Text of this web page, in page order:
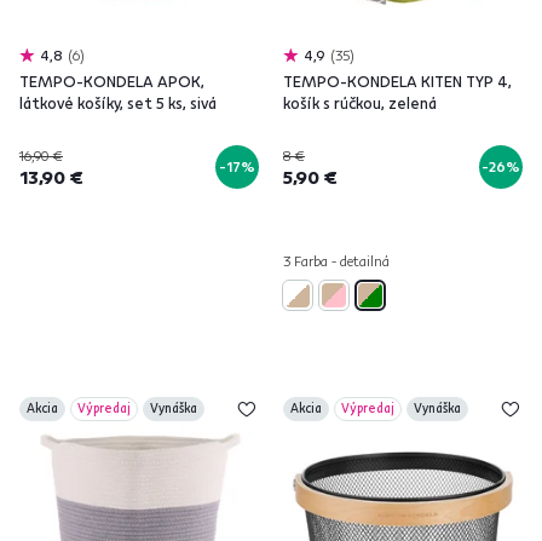
4,8 6
TEMPO-KONDELA APOK,
látkové košíky, set 5 ks, sivá
16,90 €
13,90 € -17%
4,9 35
TEMPO-KONDELA KITEN TYP 4,
košík s rúčkou, zelená
8 €
5,90 € -26%
3 Farba - detailná
Akcia Výpredaj Vynáška Akcia Výpredaj Vynáška